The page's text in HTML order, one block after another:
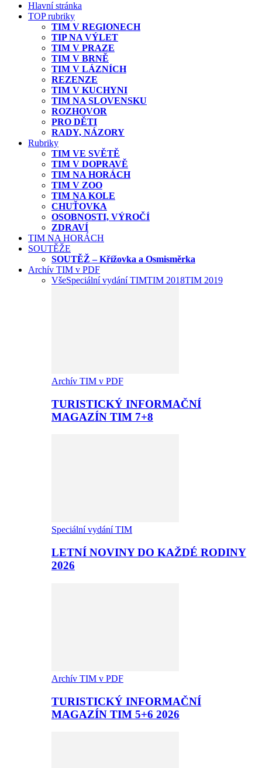
Hlavní stránka
TOP rubriky
TIM V REGIONECH
TIP NA VÝLET
TIM V PRAZE
TIM V BRNĚ
TIM V LÁZNÍCH
REZENZE
TIM V KUCHYNI
TIM NA SLOVENSKU
ROZHOVOR
PRO DĚTI
RADY, NÁZORY
Rubriky
TIM VE SVĚTĚ
TIM V DOPRAVĚ
TIM NA HORÁCH
TIM V ZOO
TIM NA KOLE
CHUŤOVKA
OSOBNOSTI, VÝROČÍ
ZDRAVÍ
TIM NA HORÁCH
SOUTĚŽE
SOUTĚŽ – Křížovka a Osmisměrka
Archív TIM v PDF
VšeSpeciální vydání TIMTIM 2018TIM 2019
Archív TIM v PDF
TURISTICKÝ INFORMAČNÍ
MAGAZÍN TIM 7+8
Speciální vydání TIM
LETNÍ NOVINY DO KAŽDÉ RODINY
2026
Archív TIM v PDF
TURISTICKÝ INFORMAČNÍ
MAGAZÍN TIM 5+6 2026